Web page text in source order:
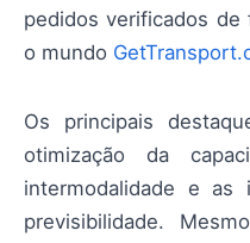
pedidos verificados
o mundo
Os principais
otimização da
intermodalidade e as
previsibilidade.